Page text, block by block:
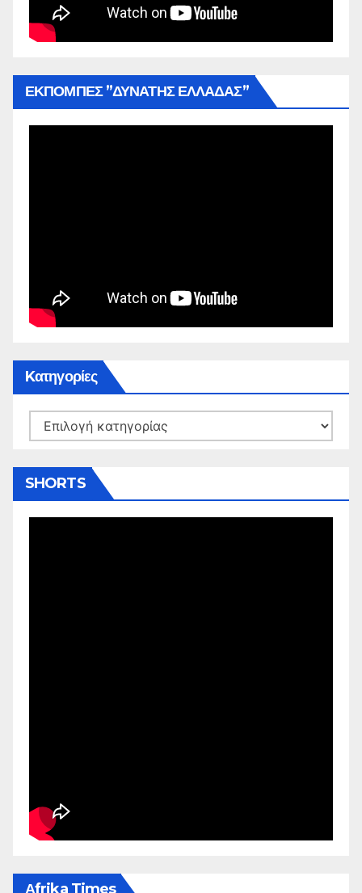
ΕΚΠΟΜΠΕΣ ”ΔΥΝΑΤΗΣ ΕΛΛΑΔΑΣ”
Kατηγορίες
Kατηγορίες
SHORTS
Αfrika Times